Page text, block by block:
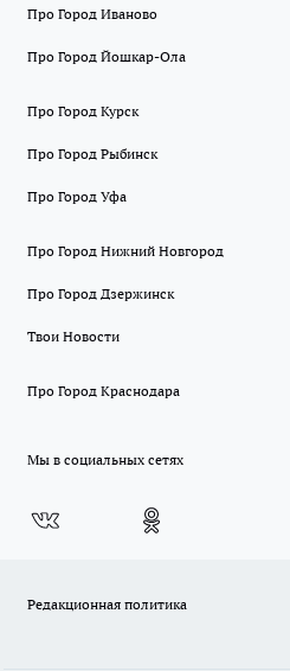
Про Город Иваново
Про Город Йошкар-Ола
Про Город Курск
Про Город Рыбинск
Про Город Уфа
Про Город Нижний Новгород
Про Город Дзержинск
Твои Новости
Про Город Краснодара
Мы в социальных сетях
Редакционная политика